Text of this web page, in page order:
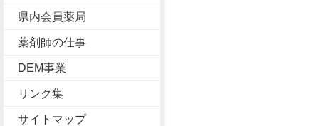
県内会員薬局
薬剤師の仕事
DEM事業
リンク集
サイトマップ